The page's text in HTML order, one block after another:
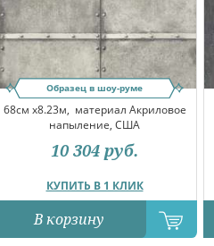
Образец в шоу-руме
68см x8.23м, материал Акриловое
напыление, США
КУПИТЬ В 1 КЛИК
10 304 руб.
В корзину